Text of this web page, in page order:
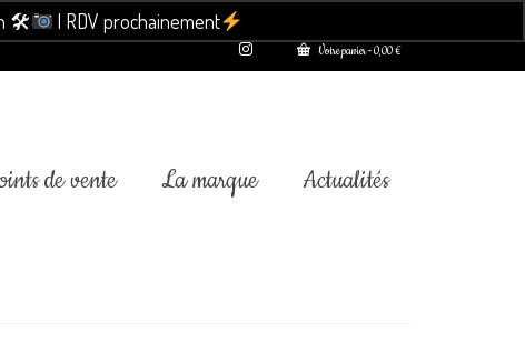
🛠 | RDV prochainement
Votre panier-0,00€
de vente La marque Actualités